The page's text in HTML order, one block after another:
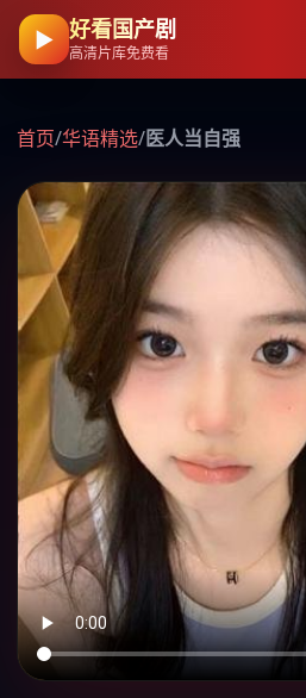
▶ 好看国产剧
高清片库免费看
首页/华语精选/医人当自强